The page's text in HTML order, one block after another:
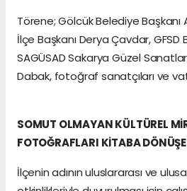
Törene; Gölcük Belediye Başkanı
İlçe Başkanı Derya Çavdar, GFSD
SAGÜSAD Sakarya Güzel
Dabak, fotoğraf sanatçıları ve
SOMUT OLMAYAN KÜLTÜREL
FOTOĞRAFLARI KİTABA
İlçenin adının uluslararası ve